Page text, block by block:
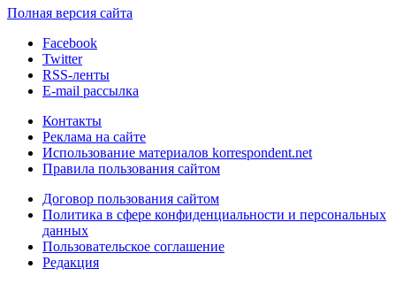
Полная версия сайта
Facebook
Twitter
RSS-ленты
E-mail рассылка
Контакты
Реклама на сайте
Использование материалов korrespondent.net
Правила пользования сайтом
Договор пользования сайтом
Политика в сфере конфиденциальности и персональных
данных
Пользовательское соглашение
Редакция